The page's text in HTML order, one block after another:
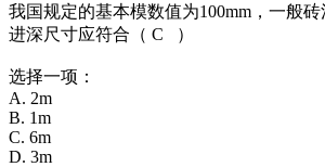
我国规定的基本模数值为100mm，一般砖
进深尺寸应符合（ C ）
选择一项：
A. 2m
B. 1m
C. 6m
D. 3m